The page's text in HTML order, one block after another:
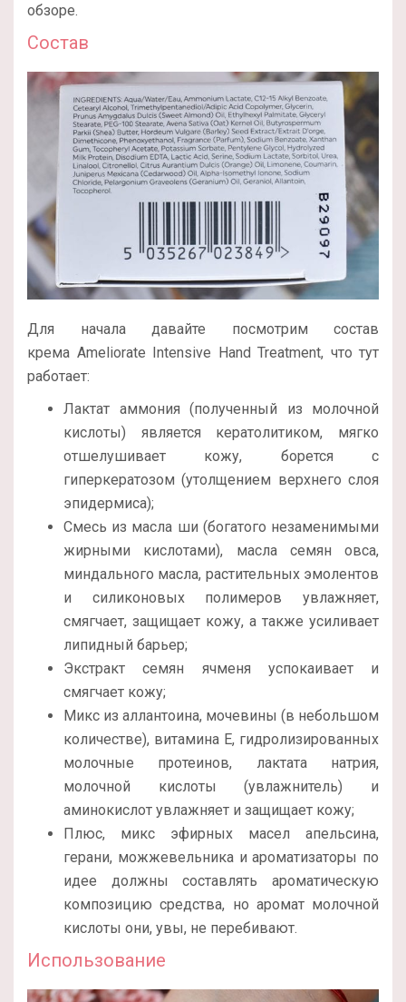
обзоре.
Состав
Для начала давайте посмотрим состав
крема Ameliorate Intensive Hand Treatment, что тут
работает:
Лактат аммония (полученный из молочной
кислоты) является кератолитиком, мягко
отшелушивает кожу, борется с
гиперкератозом (утолщением верхнего слоя
эпидермиса);
Смесь из масла ши (богатого незаменимыми
жирными кислотами), масла семян овса,
миндального масла, растительных эмолентов
и силиконовых полимеров увлажняет,
смягчает, защищает кожу, а также усиливает
липидный барьер;
Экстракт семян ячменя успокаивает и
смягчает кожу;
Микс из аллантоина, мочевины (в небольшом
количестве), витамина Е, гидролизированных
молочные протеинов, лактата натрия,
молочной кислоты (увлажнитель) и
аминокислот увлажняет и защищает кожу;
Плюс, микс эфирных масел апельсина,
герани, можжевельника и ароматизаторы по
идее должны составлять ароматическую
композицию средства, но аромат молочной
кислоты они, увы, не перебивают.
Использование